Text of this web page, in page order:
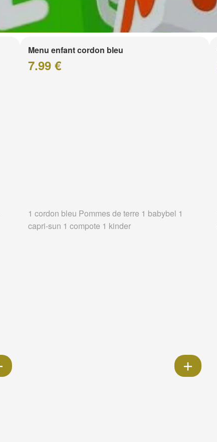
Menu enfant cordon bleu
7.99 €
1 cordon bleu Pommes de terre 1 babybel 1
capri-sun 1 compote 1 kinder